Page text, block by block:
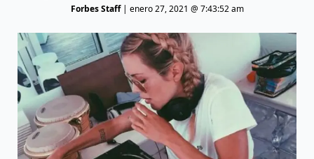
Forbes Staff| enero 27, 2021 @ 7:43:52 am